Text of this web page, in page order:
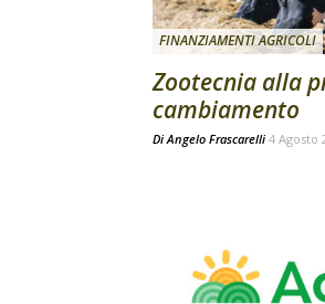
FINANZIAMENTI AGRICOLI
Zootecnia alla
cambiamento
Di Angelo Frascarelli 4 Agosto